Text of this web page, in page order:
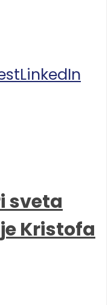
LinkedIn
sveta
Kristofa